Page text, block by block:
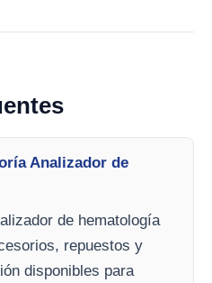
Analizador de
de hematología
repuestos y
disponibles para